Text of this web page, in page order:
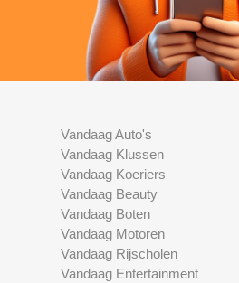
Vandaag Auto's
Vandaag Klussen
Vandaag Koeriers
Vandaag Beauty
Vandaag Boten
Vandaag Motoren
Vandaag Rijscholen
Vandaag Entertainment